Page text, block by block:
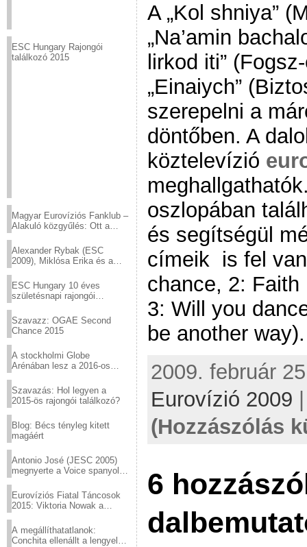
ESC Hungary Rajongói
találkozó 2015
Magyar Eurovíziós Fanklub –
Alakuló közgyűlés: Ott a
Alexander Rybak (ESC
2009), Miklósa Erika és a
sztárjai a Margitszigeten
ESC Hungary 10 éves
születésnapi rajongói
Szavazz: OGAE Second
Chance 2015
A stockholmi Globe
Arénában lesz a 2016-os
Szavazás: Hol legyen a
2015-ös rajongói találkozó?
Blog: Bécs tényleg kitett
magáért
Antonio José (JESC 2005)
megnyerte a Voice spanyol
Eurovíziós Fiatal Táncosok
2015: Viktoria Nowak a
A megállíthatatlanok:
Conchita ellenállt a lengyel
A „Kol shniya”
„Na’amin
lirkod iti”
„Einaiych”
szerepelni a
döntőben. A
köztelevízió
oszlopában
és segítségül
címeik is fel
chance, 2: Faith
3: Will you
be another way).
2009. február
Eurovízió 2009
(Hozzászólás
6